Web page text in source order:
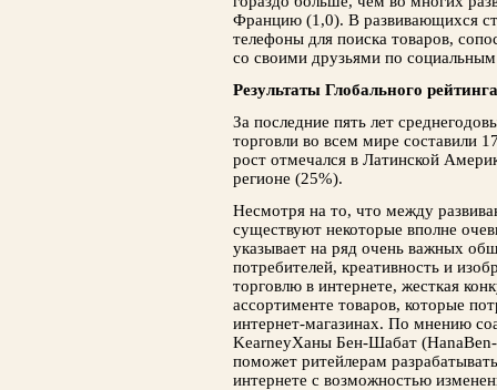
Францию (1,0). В развивающихся
телефоны для поиска товаров,
со своими друзьями по
Результаты Глобального
За последние пять лет
торговли во всем мире составили
рост отмечался в Латинской
регионе (25%).
Несмотря на то, что между
существуют некоторые вполне
указывает на ряд очень важных
потребителей, креативность и
торговлю в интернете, жесткая
ассортименте товаров, которые
интернет-магазинах. По мнению
KearneyХаны Бен-Шабат
поможет ритейлерам
интернете с возможностью